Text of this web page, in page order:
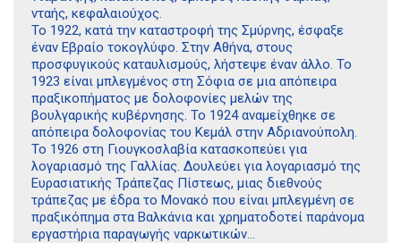
νταής, κεφαλαιούχος.
Το 1922, κατά την καταστροφή της Σμύρνης, έσφαξε
έναν Εβραίο τοκογλύφο. Στην Αθήνα, στους
προσφυγικούς καταυλισμούς, λήστεψε έναν άλλο. Το
1923 είναι μπλεγμένος στη Σόφια σε μια απόπειρα
πραξικοπήματος με δολοφονίες μελών της
βουλγαρικής κυβέρνησης. Το 1924 αναμείχθηκε σε
απόπειρα δολοφονίας του Κεμάλ στην Αδριανούπολη.
Το 1926 στη Γιουγκοσλαβία κατασκοπεύει για
λογαριασμό της Γαλλίας. Δουλεύει για λογαριασμό της
Ευρασιατικής Τράπεζας Πίστεως, μιας διεθνούς
τράπεζας με έδρα το Μονακό που είναι μπλεγμένη σε
πραξικόπημα στα Βαλκάνια και χρηματοδοτεί παράνομα
εργαστήρια παραγωγής ναρκωτικών…